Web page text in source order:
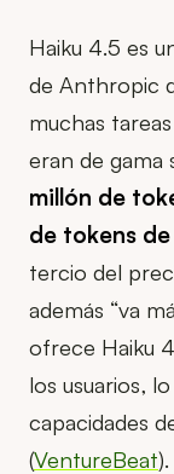
Haiku 4.5 es
de Anthropic
muchas
eran de gama
millón de
de tokens de
tercio del
además “va
ofrece Haiku
los usuarios,
capacidades
(VentureBeat).